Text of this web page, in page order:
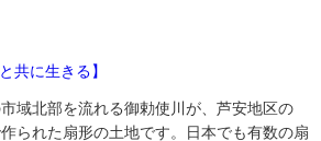
に生きる】
域北部を流れる御勅使川が、芦安地区の
られた扇形の土地です。日本でも有数の扇